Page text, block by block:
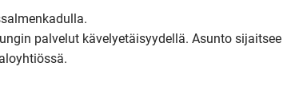
palvelut kävelyetäisyydellä. Asunto sijaitsee